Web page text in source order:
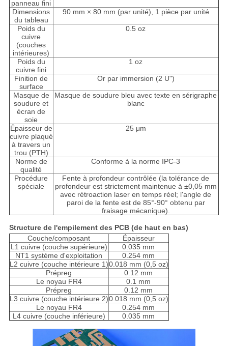
panneau fini
Dimensions
du tableau
90 mm × 80 mm (par unité), 1 pièce par unité
Poids du
cuivre
(couches
intérieures)
0.5 oz
Poids du
cuivre fini
1 oz
Finition de
surface
Or par immersion (2 U")
Masque de
soudure et
écran de
soie
Masque de soudure bleu avec texte en sérigraphe
blanc
Épaisseur de
cuivre plaqué
à travers un
trou (PTH)
25 μm
Norme de
qualité
Conforme à la norme IPC-3
Procédure
spéciale
Fente à profondeur contrôlée (la tolérance de
profondeur est strictement maintenue à ±0,05 mm
avec rétroaction laser en temps réel; l'angle de
paroi de la fente est de 85°-90° obtenu par
fraisage mécanique).
Structure de l'empilement des PCB (de haut en bas)
Couche/composant
Épaisseur
L1 cuivre (couche supérieure)
0.035 mm
NT1 système d'exploitation
0.254 mm
L2 cuivre (couche intérieure 1)0.018 mm (0,5 oz)
Prépreg
0.12 mm
Le noyau FR4
0.1 mm
Prépreg
0.12 mm
L3 cuivre (couche intérieure 2)0.018 mm (0,5 oz)
Le noyau FR4
0.254 mm
L4 cuivre (couche inférieure)
0.035 mm